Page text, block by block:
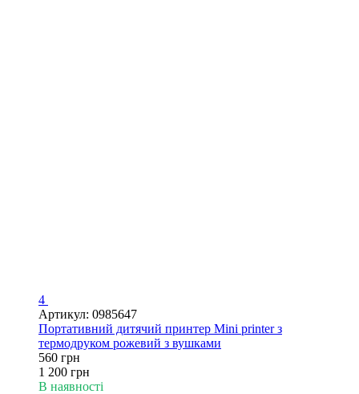
4
Артикул: 0985647
Портативний дитячий принтер Mini printer з
термодруком рожевий з вушками
560 грн
1 200 грн
В наявності